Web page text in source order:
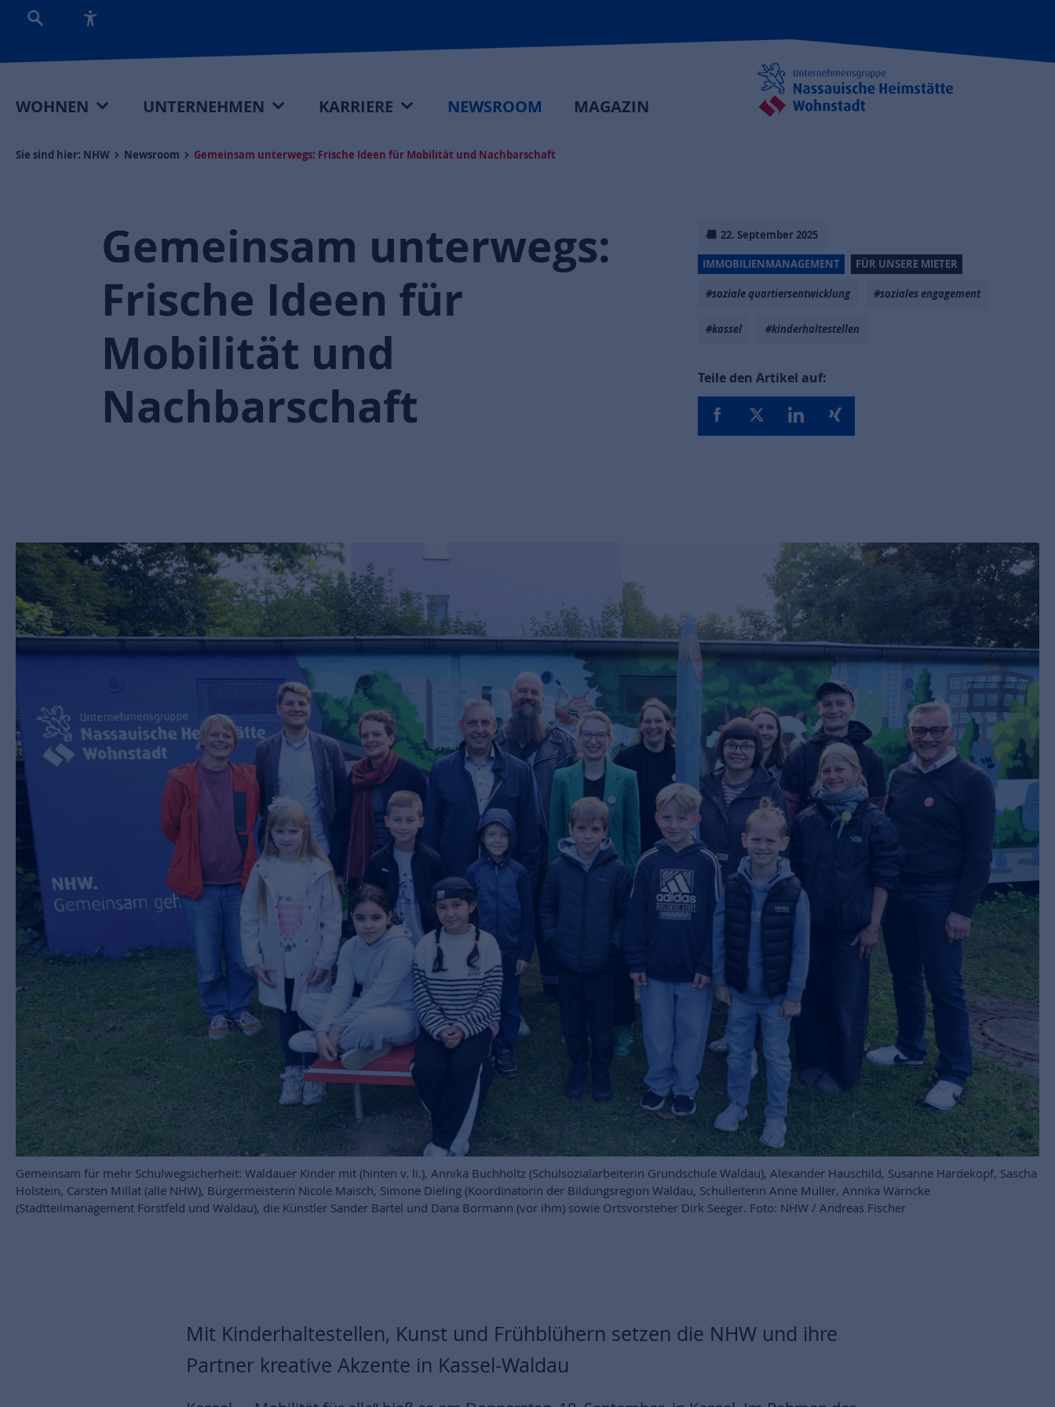
WOHNEN UNTERNEHMEN KARRIERE NEWSROOM MAGAZIN
Sie sind hier: NHW Newsroom Gemeinsam unterwegs: Frische Ideen für Mobilität und Nachbarschaft
22. September 2025
IMMOBILIENMANAGEMENT FÜR UNSERE MIETER
#soziale quartiersentwicklung #soziales engagement
#kassel #kinderhaltestellen
Teile den Artikel auf:
Gemeinsam unterwegs:
Frische Ideen für
Mobilität und
Nachbarschaft
Gemeinsam für mehr Schulwegsicherheit: Waldauer Kinder mit (hinten v. li.), Annika Buchholtz (Schulsozialarbeiterin Grundschule Waldau), Alexander Hauschild, Susanne Hardekopf, Sascha
Holstein, Carsten Millat (alle NHW), Bürgermeisterin Nicole Maisch, Simone Dieling (Koordinatorin der Bildungsregion Waldau, Schulleiterin Anne Müller, Annika Wärncke
(Stadtteilmanagement Forstfeld und Waldau), die Künstler Sander Bartel und Dana Bormann (vor ihm) sowie Ortsvorsteher Dirk Seeger. Foto: NHW / Andreas Fischer
Mit Kinderhaltestellen, Kunst und Frühblühern setzen die NHW und ihre
Partner kreative Akzente in Kassel-Waldau